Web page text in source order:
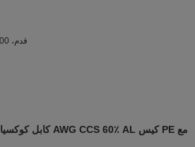
500 قدم، 1000 قدم، بكرة خشبية، كرتون